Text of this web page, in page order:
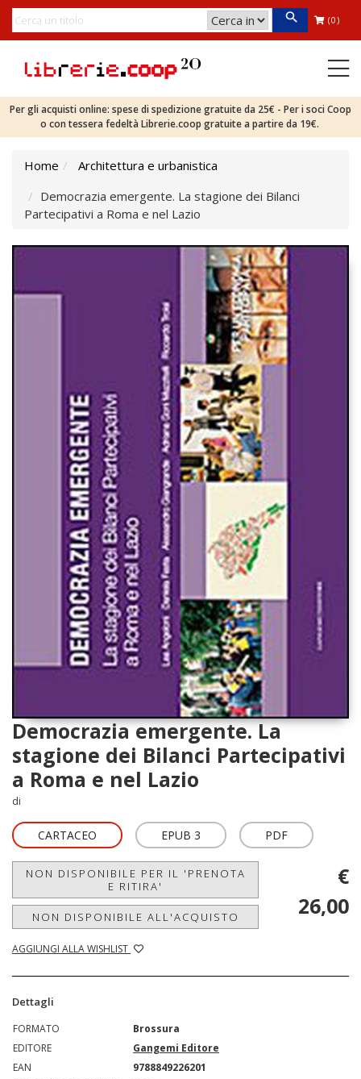
(0)
Per gli acquisti online: spese di spedizione gratuite da 25€ - Per i soci Coop
o con tessera fedeltà Librerie.coop gratuite a partire da 19€.
Home
Architettura e urbanistica
Democrazia emergente. La stagione dei Bilanci
Partecipativi a Roma e nel Lazio
Democrazia emergente. La
stagione dei Bilanci Partecipativi
a Roma e nel Lazio
di
CARTACEO EPUB 3 PDF
NON DISPONIBILE PER IL 'PRENOTA
E RITIRA'
NON DISPONIBILE ALL'ACQUISTO
AGGIUNGI ALLA WISHLIST
€
26,00
Dettagli
FORMATO
Brossura
EDITORE
Gangemi Editore
EAN
9788849226201